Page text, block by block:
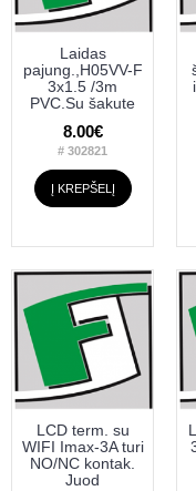
Laidas
pajung.,H05VV-F
3x1.5 /3m
PVC.Su šakute
8.00€
# 302821
Į KREPŠELĮ
LCD term. su
WIFI Imax-3A turi
NO/NC kontak.
Juod